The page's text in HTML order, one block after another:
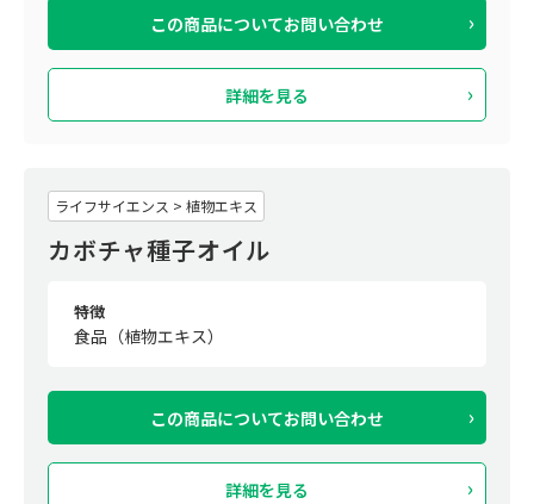
この商品についてお問い合わせ
詳細を見る
ライフサイエンス > 植物エキス
カボチャ種子オイル
特徴
食品（植物エキス）
この商品についてお問い合わせ
詳細を見る